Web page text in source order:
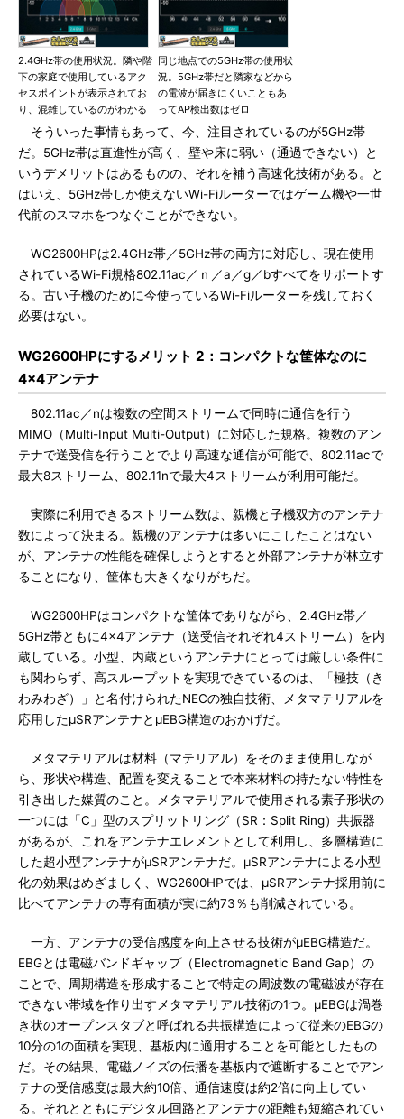
2.4GHz帯の使用状況。隣や階
下の家庭で使用しているアク
セスポイントが表示されてお
り、混雑しているのがわかる
同じ地点での5GHz帯の使用状
況。5GHz帯だと隣家などから
の電波が届きにくいこともあ
ってAP検出数はゼロ
そういった事情もあって、今、注目されているのが5GHz帯
だ。5GHz帯は直進性が高く、壁や床に弱い（通過できない）と
いうデメリットはあるものの、それを補う高速化技術がある。と
はいえ、5GHz帯しか使えないWi-Fiルーターではゲーム機や一世
代前のスマホをつなぐことができない。
WG2600HPは2.4GHz帯／5GHz帯の両方に対応し、現在使用
されているWi-Fi規格802.11ac／ｎ／a／g／bすべてをサポートす
る。古い子機のために今使っているWi-Fiルーターを残しておく
必要はない。
WG2600HPにするメリット 2：コンパクトな筐体なのに
4×4アンテナ
802.11ac／nは複数の空間ストリームで同時に通信を行う
MIMO（Multi-Input Multi-Output）に対応した規格。複数のアン
テナで送受信を行うことでより高速な通信が可能で、802.11acで
最大8ストリーム、802.11nで最大4ストリームが利用可能だ。
実際に利用できるストリーム数は、親機と子機双方のアンテナ
数によって決まる。親機のアンテナは多いにこしたことはない
が、アンテナの性能を確保しようとすると外部アンテナが林立す
ることになり、筐体も大きくなりがちだ。
WG2600HPはコンパクトな筐体でありながら、2.4GHz帯／
5GHz帯ともに4×4アンテナ（送受信それぞれ4ストリーム）を内
蔵している。小型、内蔵というアンテナにとっては厳しい条件に
も関わらず、高スループットを実現できているのは、「極技（き
わみわざ）」と名付けられたNECの独自技術、メタマテリアルを
応用したμSRアンテナとμEBG構造のおかげだ。
メタマテリアルは材料（マテリアル）をそのまま使用しなが
ら、形状や構造、配置を変えることで本来材料の持たない特性を
引き出した媒質のこと。メタマテリアルで使用される素子形状の
一つには「C」型のスプリットリング（SR：Split Ring）共振器
があるが、これをアンテナエレメントとして利用し、多層構造に
した超小型アンテナがμSRアンテナだ。μSRアンテナによる小型
化の効果はめざましく、WG2600HPでは、μSRアンテナ採用前に
比べてアンテナの専有面積が実に約73％も削減されている。
一方、アンテナの受信感度を向上させる技術がμEBG構造だ。
EBGとは電磁バンドギャップ（Electromagnetic Band Gap）の
ことで、周期構造を形成することで特定の周波数の電磁波が存在
できない帯域を作り出すメタマテリアル技術の1つ。μEBGは渦巻
き状のオープンスタブと呼ばれる共振構造によって従来のEBGの
10分の1の面積を実現、基板内に適用することを可能としたもの
だ。その結果、電磁ノイズの伝播を基板内で遮断することでアン
テナの受信感度は最大約10倍、通信速度は約2倍に向上してい
る。それとともにデジタル回路とアンテナの距離も短縮されてい